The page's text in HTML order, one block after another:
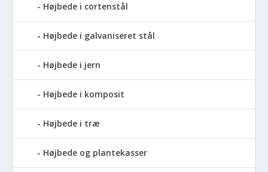
Højbede i cortenstål
Højbede i galvaniseret stål
Højbede i jern
Højbede i komposit
Højbede i træ
Højbede og plantekasser